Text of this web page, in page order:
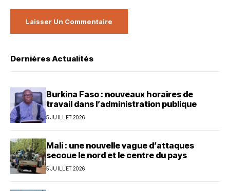
Dernières Actualités
Burkina Faso : nouveaux horaires de
travail dans l’administration publique
5 JUILLET 2026
Mali : une nouvelle vague d’attaques
secoue le nord et le centre du pays
5 JUILLET 2026